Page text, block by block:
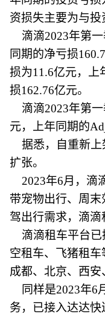
资损失主要为与投
滴滴2023年第
同期的净亏损
损为11.6亿元，上
损162.76亿元。
滴滴2023年第
元，上年同期的
据悉，自重新
扩张。
2023年6月，滴
带宠物出行、周
驾出行需求，滴滴
滴滴租车平台
空租车、飞猪租
成都、北京、西安
同样是2023年6
务，已接入达达快